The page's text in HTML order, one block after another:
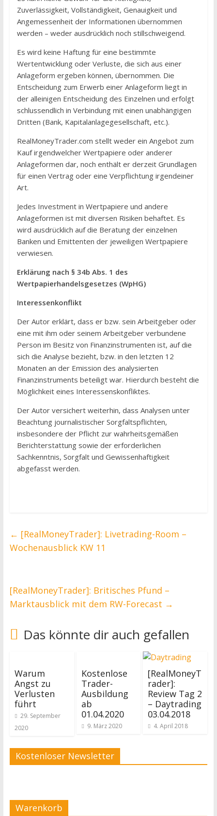
Zuverlässigkeit, Vollständigkeit, Genauigkeit und
Angemessenheit der Informationen übernommen
werden – weder ausdrücklich noch stillschweigend.
Es wird keine Haftung für eine bestimmte
Wertentwicklung oder Verluste, die sich aus einer
Anlageform ergeben können, übernommen. Die
Entscheidung zum Erwerb einer Anlageform liegt in
der alleinigen Entscheidung des Einzelnen und erfolgt
schlussendlich in Verbindung mit einen unabhängigen
Dritten (Bank, Kapitalanlagegesellschaft, etc.).
RealMoneyTrader.com stellt weder ein Angebot zum
Kauf irgendwelcher Wertpapiere oder anderer
Anlageformen dar, noch enthält er derzeit Grundlagen
für einen Vertrag oder eine Verpflichtung irgendeiner
Art.
Jedes Investment in Wertpapiere und andere
Anlageformen ist mit diversen Risiken behaftet. Es
wird ausdrücklich auf die Beratung der einzelnen
Banken und Emittenten der jeweiligen Wertpapiere
verwiesen.
Erklärung nach § 34b Abs. 1 des
Wertpapierhandelsgesetzes (WpHG)
Interessenkonflikt
Der Autor erklärt, dass er bzw. sein Arbeitgeber oder
eine mit ihm oder seinem Arbeitgeber verbundene
Person im Besitz von Finanzinstrumenten ist, auf die
sich die Analyse bezieht, bzw. in den letzten 12
Monaten an der Emission des analysierten
Finanzinstruments beteiligt war. Hierdurch besteht die
Möglichkeit eines Interessenskonfliktes.
Der Autor versichert weiterhin, dass Analysen unter
Beachtung journalistischer Sorgfaltspflichten,
insbesondere der Pflicht zur wahrheitsgemäßen
Berichterstattung sowie der erforderlichen
Sachkenntnis, Sorgfalt und Gewissenhaftigkeit
abgefasst werden.
← [RealMoneyTrader]: Livetrading-Room –
Wochenausblick KW 11
[RealMoneyTrader]: Britisches Pfund –
Marktausblick mit dem RW-Forecast →
Das könnte dir auch gefallen
Warum
Angst zu
Verlusten
führt
29. September
2020
Kostenlose
Trader-
Ausbildung
ab
01.04.2020
9. März 2020
[RealMoneyT
rader]:
Review Tag 2
– Daytrading
03.04.2018
4. April 2018
Kostenloser Newsletter
Warenkorb